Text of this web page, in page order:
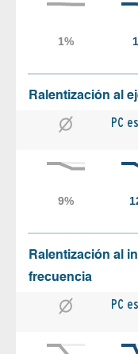
Ralentización al
PC
Ralentización al
frecuencia
PC